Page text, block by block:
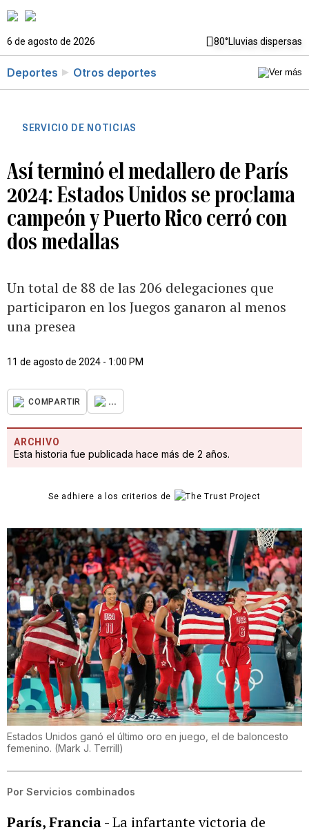
6 de agosto de 2026 80°Lluvias dispersas
Deportes Otros deportes
SERVICIO DE NOTICIAS
Así terminó el medallero de París
2024: Estados Unidos se proclama
campeón y Puerto Rico cerró con
dos medallas
Un total de 88 de las 206 delegaciones que
participaron en los Juegos ganaron al menos
una presea
11 de agosto de 2024 - 1:00 PM
COMPARTIR ...
ARCHIVO
Esta historia fue publicada hace más de 2 años.
Se adhiere a los criterios de
Estados Unidos ganó el último oro en juego, el de baloncesto
femenino. (Mark J. Terrill)
Por Servicios combinados
París, Francia- La infartante victoria de